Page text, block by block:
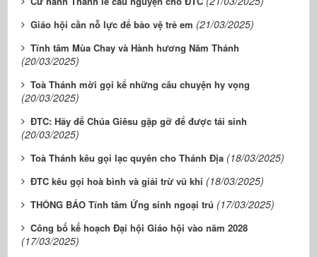
Giáo hội cần nỗ lực để bảo vệ trẻ em (21/03/2025)
Tĩnh tâm Mùa Chay và Hành hương Năm Thánh
(20/03/2025)
Toà Thánh mời gọi kể những câu chuyện hy vọng
(20/03/2025)
ĐTC: Hãy để Chúa Giêsu gặp gỡ để được tái sinh
(20/03/2025)
Toà Thánh kêu gọi lạc quyên cho Thánh Địa (18/03/2025)
ĐTC kêu gọi hoà bình và giải trừ vũ khí (18/03/2025)
THÔNG BÁO Tĩnh tâm Ứng sinh ngoại trú (17/03/2025)
Công bố kế hoạch Đại hội Giáo hội vào năm 2028
(17/03/2025)